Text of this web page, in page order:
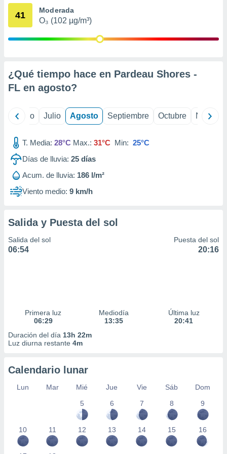
e
publicidad
1199
41 Moderada
O₃ (102 µg/m³)
¿Qué tiempo hace en Pardeau Shores -
FL en agosto?
Junio Julio Agosto Septiembre Octubre
T. Media: 28°C Max.: 31°C Min: 25°C
Días de lluvia: 25 días
Acum. de lluvia: 186 l/m²
Viento medio: 9 km/h
Salida y Puesta del sol
Salida del sol
06:54
Puesta del sol
20:16
Primera luz
06:29
Mediodía
13:35
Última luz
20:41
Duración del día 13h 22m
Luz diurna restante 4m
Calendario lunar
Lun Mar Mié Jue Vie Sáb
Dom
5
6 7 8 9
10 11 12 13 14 15 16